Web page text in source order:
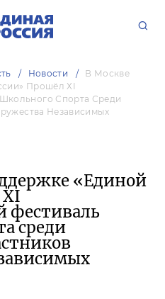
Новости
В Москве
Прошёл ХI
Спорта Среди
Независимых
«Единой
ХI
среди